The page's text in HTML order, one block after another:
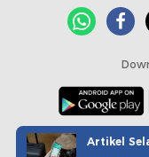
Copyright @
Artikel